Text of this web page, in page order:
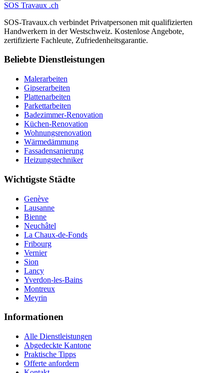
SOS Travaux .ch
SOS-Travaux.ch verbindet Privatpersonen mit qualifizierten
Handwerkern in der Westschweiz. Kostenlose Angebote,
zertifizierte Fachleute, Zufriedenheitsgarantie.
Beliebte Dienstleistungen
Malerarbeiten
Gipserarbeiten
Plattenarbeiten
Parkettarbeiten
Badezimmer-Renovation
Küchen-Renovation
Wohnungsrenovation
Wärmedämmung
Fassadensanierung
Heizungstechniker
Wichtigste Städte
Genève
Lausanne
Bienne
Neuchâtel
La Chaux-de-Fonds
Fribourg
Vernier
Sion
Lancy
Yverdon-les-Bains
Montreux
Meyrin
Informationen
Alle Dienstleistungen
Abgedeckte Kantone
Praktische Tipps
Offerte anfordern